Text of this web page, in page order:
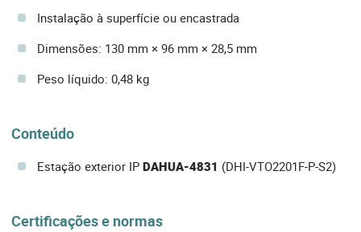
Instalação à superfície ou encastrada
Dimensões: 130 mm × 96 mm × 28,5 mm
Peso líquido: 0,48 kg
Conteúdo
Estação exterior IP DAHUA-4831 (DHI-VTO2201F-P-S2)
Certificações e normas